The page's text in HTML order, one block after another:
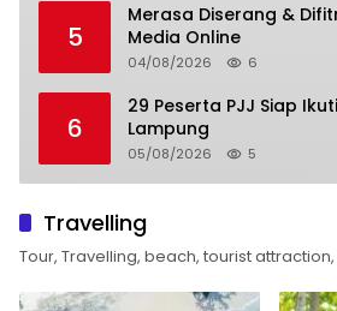
5
Merasa Diserang &
Media Online
04/08/2026 6
6
29 Peserta PJJ Siap Ikuti MPLS,
Lampung
05/08/2026 5
Travelling
Tour, Travelling, beach, tourist attraction,